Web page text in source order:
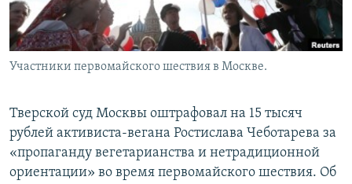
Участники первомайского шествия в Москве.
Тверской суд Москвы оштрафовал на 15 тысяч
рублей активиста-вегана Ростислава Чеботарева за
«пропаганду вегетарианства и нетрадиционной
ориентации» во время первомайского шествия. Об